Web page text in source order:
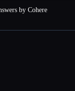
by Cohere